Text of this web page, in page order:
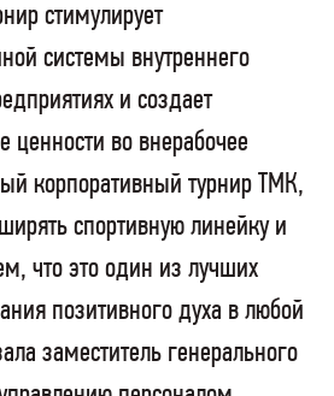
стимулирует
системы внутреннего
и создает
во внерабочее
корпоративный турнир ТМК,
спортивную линейку и
что это один из лучших
позитивного духа в любой
заместитель генерального